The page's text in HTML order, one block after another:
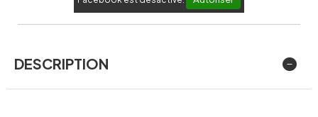
DESCRIPTION